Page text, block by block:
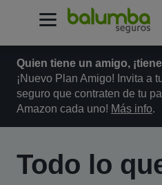
Quien tiene un amigo,
¡Nuevo Plan Amigo! Invita a
seguro que contraten de tu
Amazon cada uno! Más info.
Todo lo